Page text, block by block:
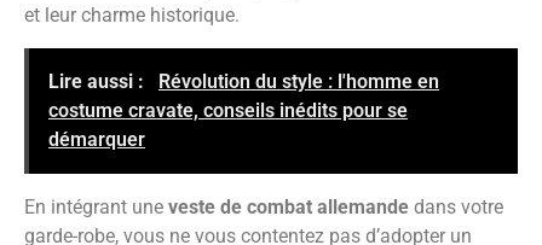
et leur charme historique.
Lire aussi :
Révolution du style : l'homme en
costume cravate, conseils inédits pour se
démarquer
En intégrant une veste de combat allemande dans votre
garde-robe, vous ne vous contentez pas d’adopter un